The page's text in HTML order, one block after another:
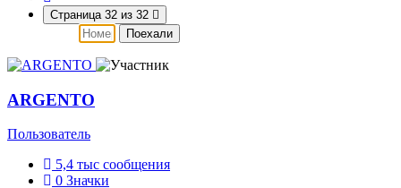
Страница 32 из 32
Поехали
ARGENTO
Пользователь
5,4 тыс сообщения
0 Значки